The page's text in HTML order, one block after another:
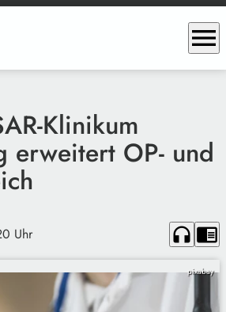
menu
Klinikum
erweitert OP- und
Uhr headphones chrome_reader_mode
pixabay